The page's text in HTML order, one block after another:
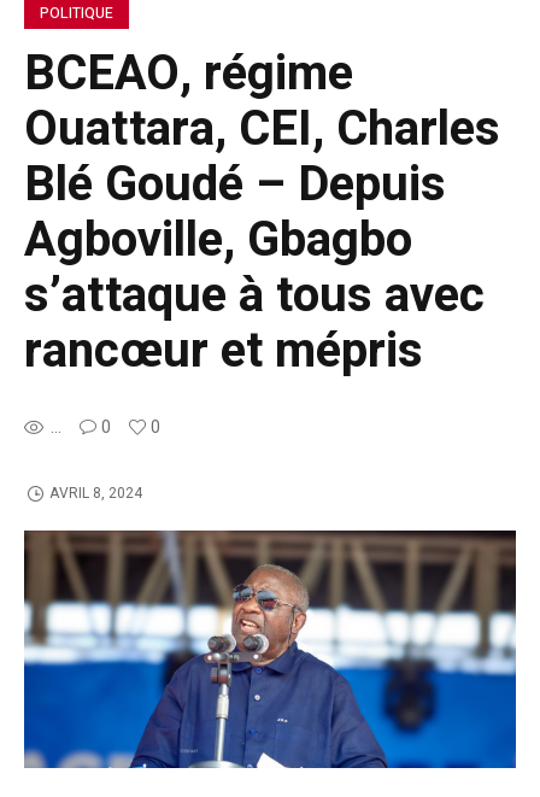
POLITIQUE
BCEAO, régime
Ouattara, CEI, Charles
Blé Goudé – Depuis
Agboville, Gbagbo
s’attaque à tous avec
rancœur et mépris
... 0 0
AVRIL 8, 2024